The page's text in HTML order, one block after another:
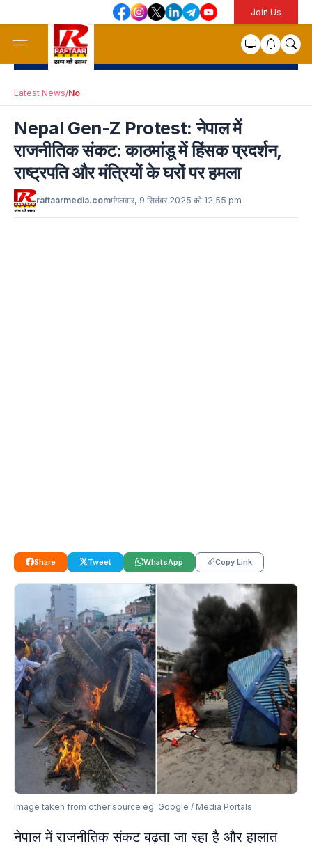
Join Us
Latest News/No
Nepal Gen-Z Protest: नेपाल में
राजनीतिक संकट: काठमांडू में हिंसक प्रदर्शन,
राष्ट्रपति और मंत्रियों के घरों पर हमला
raftaarmedia.comमंगलवार, 9 सितंबर 2025 को 12:55 pm
Share Tweet WhatsApp Copy Link
Image taken from other source eg. Google / Media Portals
नेपाल में राजनीतिक संकट बढ़ता जा रहा है और हालात